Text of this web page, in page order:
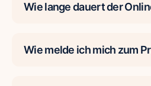
Wie lange dauert der
Wie melde ich mich zum